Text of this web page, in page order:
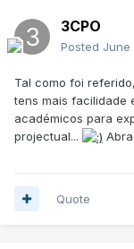
3CPO
Posted June
Tal como foi
tens mais facilidade
académicos para
projectual...
Quote